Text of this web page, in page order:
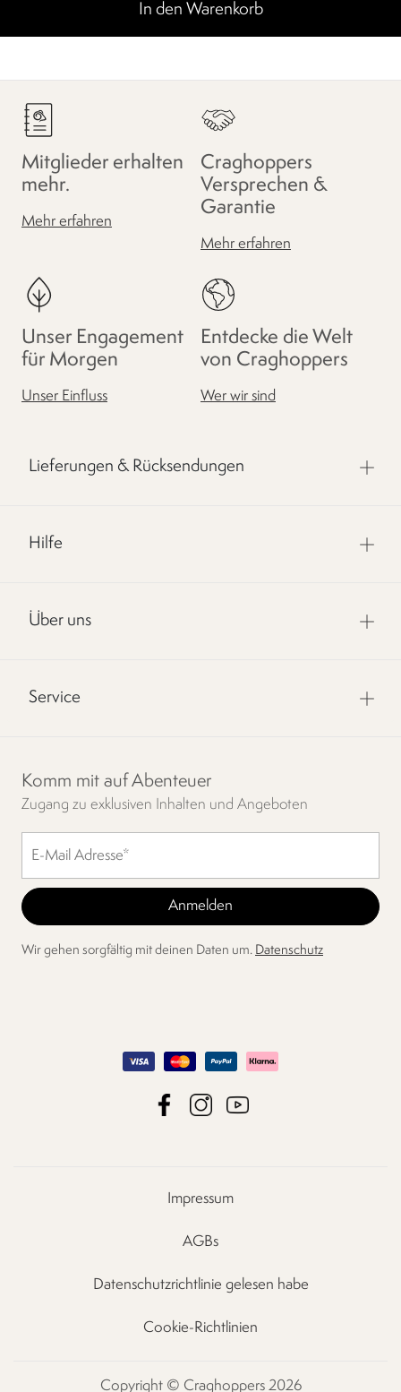
In den Warenkorb
Mitglieder erhalten
mehr.
Mehr erfahren
Craghoppers
Versprechen &
Garantie
Mehr erfahren
Unser Engagement
für Morgen
Unser Einfluss
Entdecke die Welt
von Craghoppers
Wer wir sind
Lieferungen & Rücksendungen
Hilfe
Über uns
Service
Komm mit auf Abenteuer
Zugang zu exklusiven Inhalten und Angeboten
Wir gehen sorgfältig mit deinen Daten um. Datenschutz
Impressum
AGBs
Datenschutzrichtlinie gelesen habe
Cookie-Richtlinien
Copyright © Craghoppers 2026